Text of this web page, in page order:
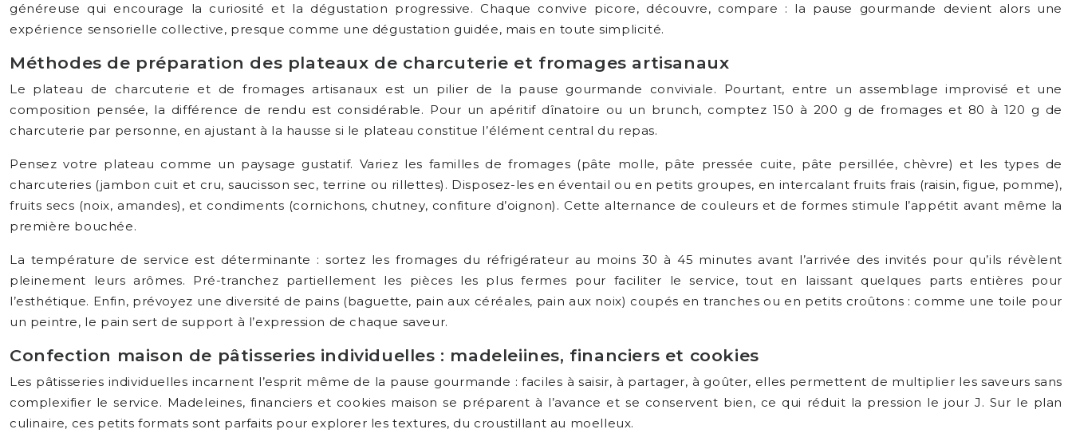
généreuse qui encourage la curiosité et la dégustation progressive. Chaque convive picore, découvre, compare : la pause gourmande devient alors une
expérience sensorielle collective, presque comme une dégustation guidée, mais en toute simplicité.
Méthodes de préparation des plateaux de charcuterie et fromages artisanaux
Le plateau de charcuterie et de fromages artisanaux est un pilier de la pause gourmande conviviale. Pourtant, entre un assemblage improvisé et une
composition pensée, la différence de rendu est considérable. Pour un apéritif dînatoire ou un brunch, comptez 150 à 200 g de fromages et 80 à 120 g de
charcuterie par personne, en ajustant à la hausse si le plateau constitue l’élément central du repas.
Pensez votre plateau comme un paysage gustatif. Variez les familles de fromages (pâte molle, pâte pressée cuite, pâte persillée, chèvre) et les types de
charcuteries (jambon cuit et cru, saucisson sec, terrine ou rillettes). Disposez-les en éventail ou en petits groupes, en intercalant fruits frais (raisin, figue, pomme),
fruits secs (noix, amandes), et condiments (cornichons, chutney, confiture d’oignon). Cette alternance de couleurs et de formes stimule l’appétit avant même la
première bouchée.
La température de service est déterminante : sortez les fromages du réfrigérateur au moins 30 à 45 minutes avant l’arrivée des invités pour qu’ils révèlent
pleinement leurs arômes. Pré-tranchez partiellement les pièces les plus fermes pour faciliter le service, tout en laissant quelques parts entières pour
l’esthétique. Enfin, prévoyez une diversité de pains (baguette, pain aux céréales, pain aux noix) coupés en tranches ou en petits croûtons : comme une toile pour
un peintre, le pain sert de support à l’expression de chaque saveur.
Confection maison de pâtisseries individuelles : madeleiines, financiers et cookies
Les pâtisseries individuelles incarnent l’esprit même de la pause gourmande : faciles à saisir, à partager, à goûter, elles permettent de multiplier les saveurs sans
complexifier le service. Madeleines, financiers et cookies maison se préparent à l’avance et se conservent bien, ce qui réduit la pression le jour J. Sur le plan
culinaire, ces petits formats sont parfaits pour explorer les textures, du croustillant au moelleux.